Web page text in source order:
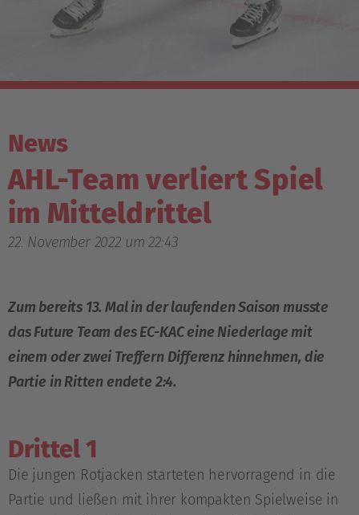
News
AHL-Team verliert Spiel
im Mitteldrittel
22. November 2022 um 22:43
Zum bereits 13. Mal in der laufenden Saison musste
das Future Team des EC-KAC eine Niederlage mit
einem oder zwei Treffern Differenz hinnehmen, die
Partie in Ritten endete 2:4.
Drittel 1
Die jungen Rotjacken starteten hervorragend in die
Partie und ließen mit ihrer kompakten Spielweise in